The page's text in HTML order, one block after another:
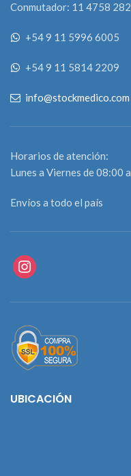
Conmutador: 11 4758
+54 9 11 5996 6005
+54 9 11 5814 2209
info@stockmedico.com
Horarios de atención:
Lunes a Viernes de 08:00
Envíos a todo el país
instagram
UBICACIÓN